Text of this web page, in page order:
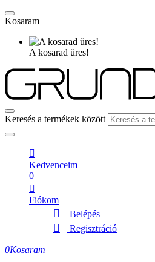
Kosaram
A kosarad üres!
Keresés a termékek között
Kedvenceim
0
Fiókom
Belépés
Regisztráció
0Kosaram